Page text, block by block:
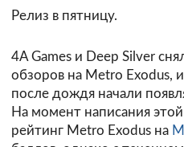
Релиз в пятницу.
4A Games и Deep Silver
обзоров на Metro Exodus,
после дождя начали
На момент написания
рейтинг Metro Exodus на